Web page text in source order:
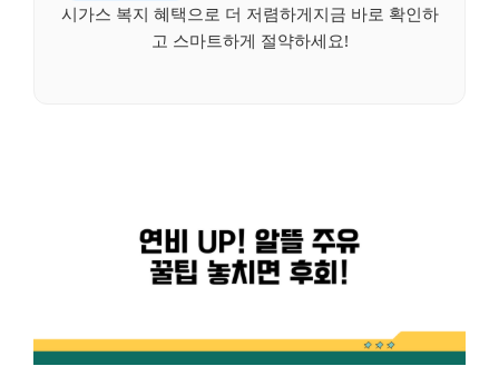
시가스 복지 혜택으로 더 저렴하게지금 바로 확인하
고 스마트하게 절약하세요!